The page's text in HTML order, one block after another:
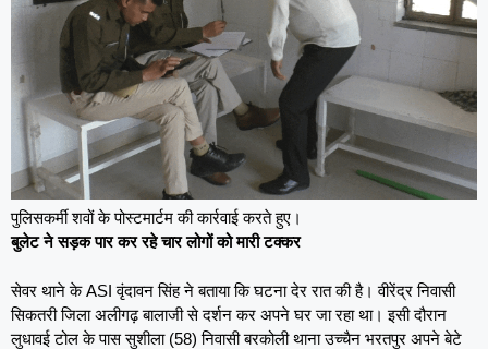
पुलिसकर्मी शवों के पोस्टमार्टम की कार्रवाई करते हुए।
बुलेट ने सड़क पार कर रहे चार लोगों को मारी टक्कर
सेवर थाने के ASI वृंदावन सिंह ने बताया कि घटना देर रात की है। वीरेंद्र निवासी
सिकतरी जिला अलीगढ़ बालाजी से दर्शन कर अपने घर जा रहा था। इसी दौरान
लुधावई टोल के पास सुशीला (58) निवासी बरकोली थाना उच्चैन भरतपुर अपने बेटे